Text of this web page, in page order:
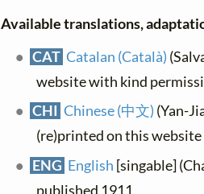
Available translations,
CAT Catalan (Català)
website with kind
CHI Chinese (中文) (Yan-
(re)printed on this
ENG English [singable]
published 1911